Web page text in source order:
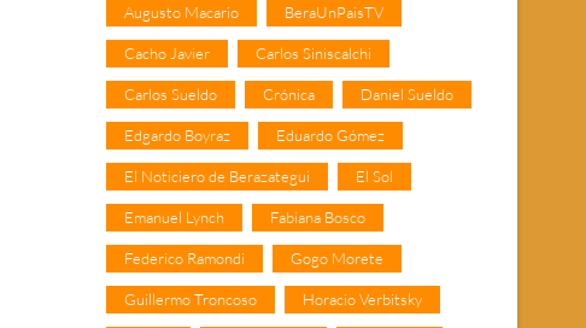
Augusto Macario BeraUnPaisTV
Cacho Javier Carlos Siniscalchi
Carlos Sueldo Crónica Daniel Sueldo
Edgardo Boyraz Eduardo Gómez
El Noticiero de Berazategui El Sol
Emanuel Lynch Fabiana Bosco
Federico Ramondi Gogo Morete
Guillermo Troncoso Horacio Verbitsky